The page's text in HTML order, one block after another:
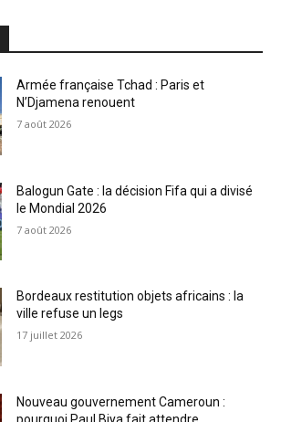
Armée française Tchad : Paris et
N’Djamena renouent
7 août 2026
Balogun Gate : la décision Fifa qui a divisé
le Mondial 2026
7 août 2026
Bordeaux restitution objets africains : la
ville refuse un legs
17 juillet 2026
Nouveau gouvernement Cameroun :